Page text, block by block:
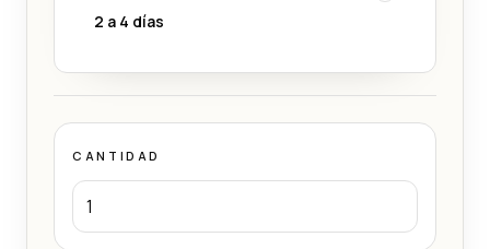
2 a 4 días
CANTIDAD